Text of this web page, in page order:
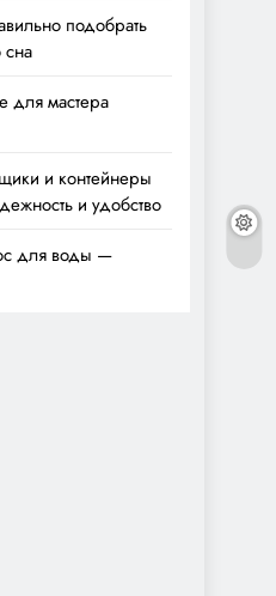
подобрать
для мастера
и контейнеры
и удобство
для воды —